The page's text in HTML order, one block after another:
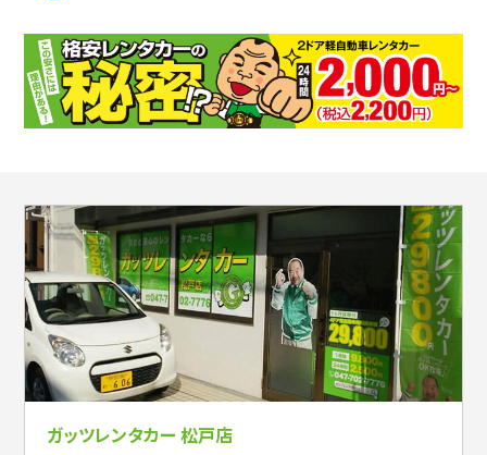
ガッツレンタカー 松戸店